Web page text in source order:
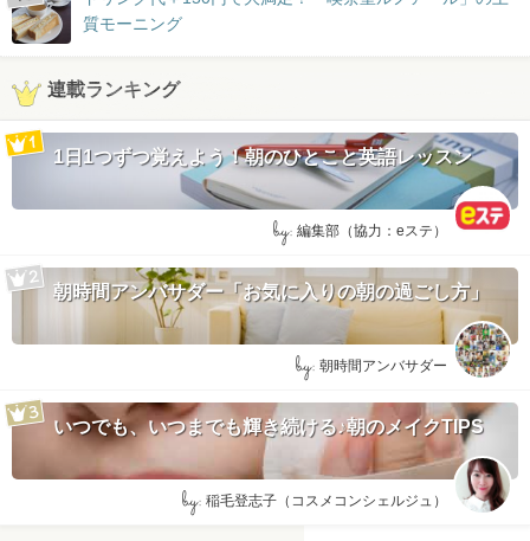
質モーニング
連載ランキング
1日1つずつ覚えよう！朝のひとこと英語レッスン
by: 編集部（協力：eステ）
朝時間アンバサダー「お気に入りの朝の過ごし方」
by: 朝時間アンバサダー
いつでも、いつまでも輝き続ける♪朝のメイクTIPS
by: 稲毛登志子（コスメコンシェルジュ）